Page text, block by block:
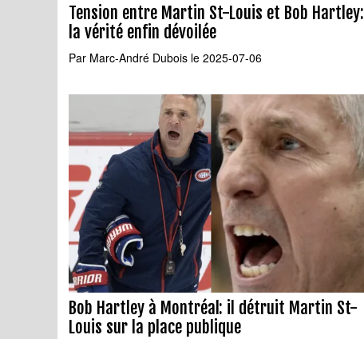
Tension entre Martin St-Louis et Bob Hartley:
la vérité enfin dévoilée
Par Marc-André Dubois le 2025-07-06
Bob Hartley à Montréal: il détruit Martin St-
Louis sur la place publique